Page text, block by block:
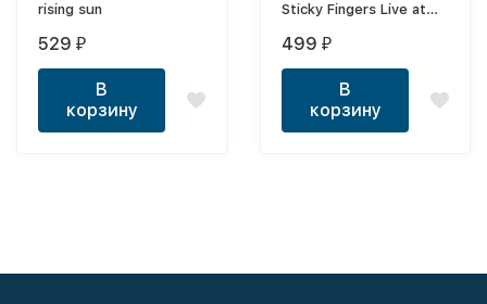
rising sun
529 ₽
В
корзину
Sticky Fingers Live at
499 ₽
В
корзину